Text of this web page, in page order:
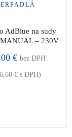
AdBlue na sudy
– 230V
€ bez DPH
€s DPH)